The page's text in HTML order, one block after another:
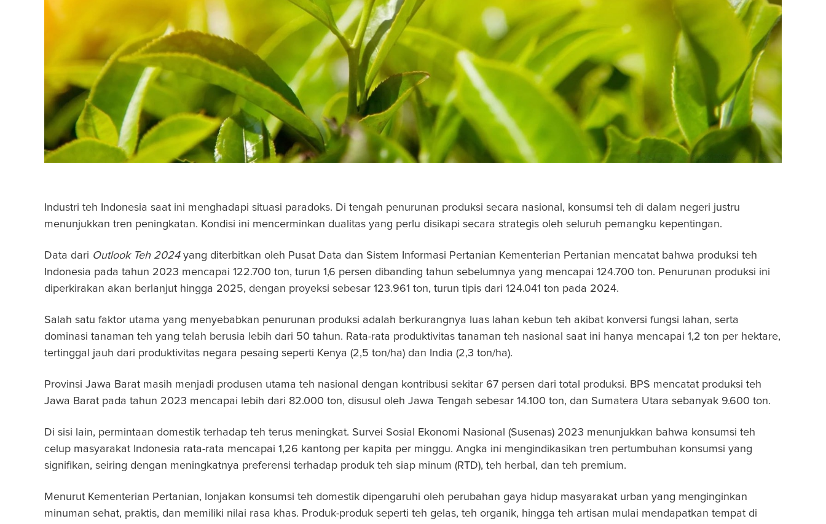
Industri teh Indonesia saat ini menghadapi situasi paradoks. Di tengah penurunan produksi secara nasional, konsumsi teh di dalam negeri justru
menunjukkan tren peningkatan. Kondisi ini mencerminkan dualitas yang perlu disikapi secara strategis oleh seluruh pemangku kepentingan.
Data dari Outlook Teh 2024yang diterbitkan oleh Pusat Data dan Sistem Informasi Pertanian Kementerian Pertanian mencatat bahwa produksi teh
Indonesia pada tahun 2023 mencapai 122.700 ton, turun 1,6 persen dibanding tahun sebelumnya yang mencapai 124.700 ton. Penurunan produksi ini
diperkirakan akan berlanjut hingga 2025, dengan proyeksi sebesar 123.961 ton, turun tipis dari 124.041 ton pada 2024.
Salah satu faktor utama yang menyebabkan penurunan produksi adalah berkurangnya luas lahan kebun teh akibat konversi fungsi lahan, serta
dominasi tanaman teh yang telah berusia lebih dari 50 tahun. Rata-rata produktivitas tanaman teh nasional saat ini hanya mencapai 1,2 ton per hektare,
tertinggal jauh dari produktivitas negara pesaing seperti Kenya (2,5 ton/ha) dan India (2,3 ton/ha).
Provinsi Jawa Barat masih menjadi produsen utama teh nasional dengan kontribusi sekitar 67 persen dari total produksi. BPS mencatat produksi teh
Jawa Barat pada tahun 2023 mencapai lebih dari 82.000 ton, disusul oleh Jawa Tengah sebesar 14.100 ton, dan Sumatera Utara sebanyak 9.600 ton.
Di sisi lain, permintaan domestik terhadap teh terus meningkat. Survei Sosial Ekonomi Nasional (Susenas) 2023 menunjukkan bahwa konsumsi teh
celup masyarakat Indonesia rata-rata mencapai 1,26 kantong per kapita per minggu. Angka ini mengindikasikan tren pertumbuhan konsumsi yang
signifikan, seiring dengan meningkatnya preferensi terhadap produk teh siap minum (RTD), teh herbal, dan teh premium.
Menurut Kementerian Pertanian, lonjakan konsumsi teh domestik dipengaruhi oleh perubahan gaya hidup masyarakat urban yang menginginkan
minuman sehat, praktis, dan memiliki nilai rasa khas. Produk-produk seperti teh gelas, teh organik, hingga teh artisan mulai mendapatkan tempat di